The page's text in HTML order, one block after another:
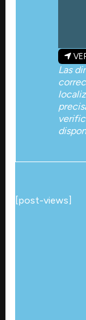
Las
[post-views]